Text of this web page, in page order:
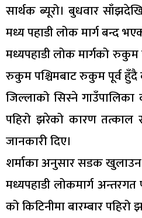
सार्थक ब्यूरो। बुधवार
मध्य पहाडी लोक मार्ग बन्द
मध्यपहाडी लोक मार्गको
रुकुम पश्चिमबाट रुकुम पूर्व हुँदै
जिल्लाको सिस्ने
पहिरो झरेको कारण तत्काल
जानकारी दिए।
शर्माका अनुसार सडक खुलाउन
मध्यपहाडी लोकमार्ग
को किटिनीमा बारम्बार